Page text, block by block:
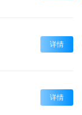
详情
详情